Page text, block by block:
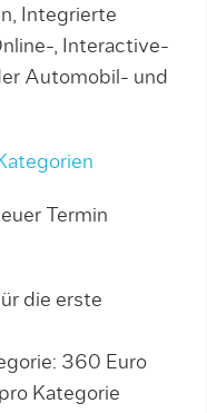
Integrierte
, Interactive-
Automobil- und
Termin
die erste
360 Euro
Kategorie